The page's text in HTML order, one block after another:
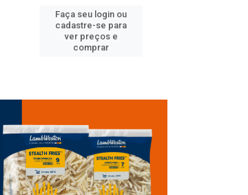
Faça seu login ou
cadastre-se para
ver preços e
comprar